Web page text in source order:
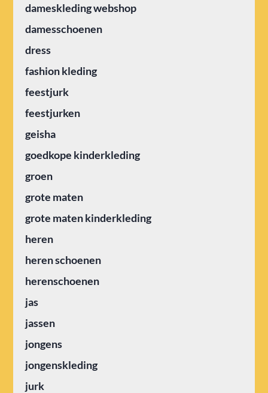
dameskleding webshop
damesschoenen
dress
fashion kleding
feestjurk
feestjurken
geisha
goedkope kinderkleding
groen
grote maten
grote maten kinderkleding
heren
heren schoenen
herenschoenen
jas
jassen
jongens
jongenskleding
jurk